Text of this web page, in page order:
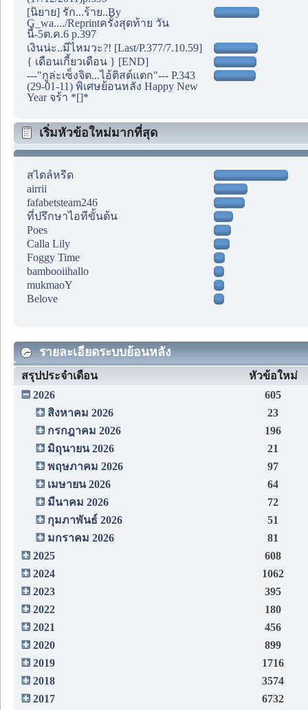
[นิยาย] รัก...ร้าย..By
G_wa..../Reprintครั้งสุดท้าย วัน
นี้-5ต.ค.6 p.397
เงินน่ะ..มีไหมวะ?! [Last/P.377/7.10.59]
{ เดือนเกี้ยวเดือน } [END]
---"กูล่ะเซ็งจิต...ไอ้ติสต์แตก"--- P.343
(29-01-11) พิเศษย้อนหลัง Happy New
Year จร้า *[]*
เริ่มหัวข้อใหม่มากที่สุด
สไตล์หรีด
airrii
fafabetsteam246
ที่ปรึกษาไอทีขั้นต้น
Poes
Calla Lily
Foggy Time
bambooiihallo
mukmaoY
Belove
รายละเอียดระบบย้อนหลัง
สรุปประจำเดือน
หัวข้อใหม่
2026
605
สิงหาคม 2026
23
กรกฎาคม 2026
196
มิถุนายน 2026
21
พฤษภาคม 2026
97
เมษายน 2026
64
มีนาคม 2026
72
กุมภาพันธ์ 2026
51
มกราคม 2026
81
2025
608
2024
1062
2023
395
2022
180
2021
456
2020
899
2019
1716
2018
3574
2017
6732